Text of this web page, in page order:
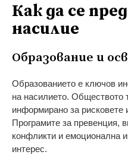
Как да се
насилие
Образование и
Образованието е ключов
на насилието. Обществото
информирано за рисковете
Програмите за превенция,
конфликти и емоционална
интерес.